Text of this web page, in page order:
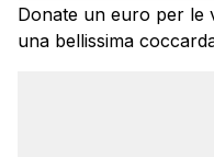
Donate un euro per le
una bellissima